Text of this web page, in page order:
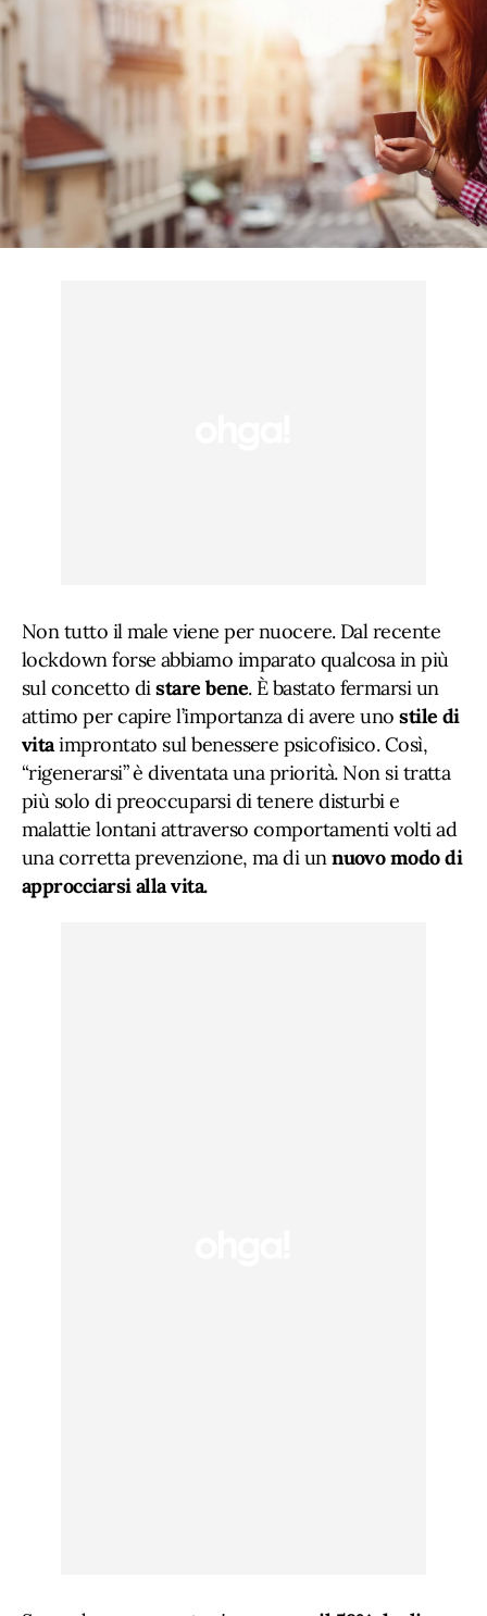
Non tutto il male viene per nuocere. Dal recente
lockdown forse abbiamo imparato qualcosa in più
sul concetto distare bene. È bastato fermarsi un
attimo per capire l’importanza di avere unostile di
vitaimprontato sul benessere psicofisico. Così,
“rigenerarsi” è diventata una priorità. Non si tratta
più solo di preoccuparsi di tenere disturbi e
malattie lontani attraverso comportamenti volti ad
una corretta prevenzione, ma di unnuovo modo di
approcciarsi alla vita.